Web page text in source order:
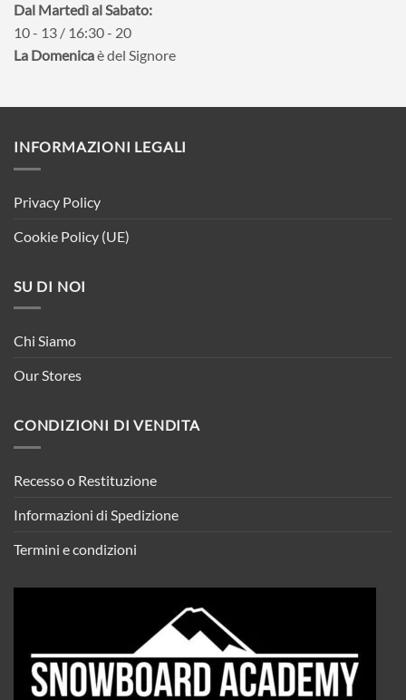
Dal Martedì al Sabato:
10 - 13 / 16:30 - 20
La Domenicaè del Signore
INFORMAZIONI LEGALI
Privacy Policy
Cookie Policy (UE)
SU DI NOI
Chi Siamo
Our Stores
CONDIZIONI DI VENDITA
Recesso o Restituzione
Informazioni di Spedizione
Termini e condizioni